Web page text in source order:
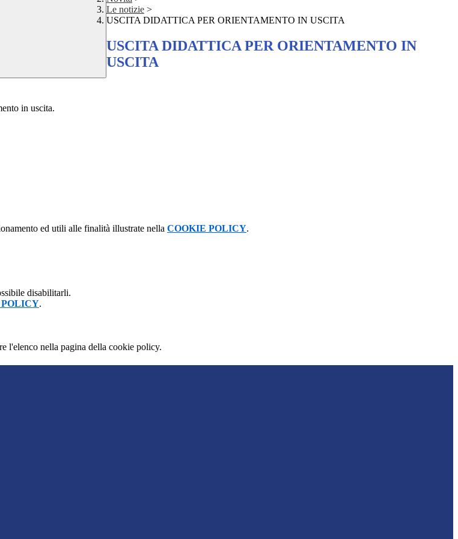
Le notizie >
USCITA DIDATTICA PER ORIENTAMENTO IN USCITA
USCITA DIDATTICA PER ORIENTAMENTO IN
USCITA
in uscita.
ed utili alle finalità illustrate nella COOKIE POLICY.
disabilitarli.
.
l'elenco nella pagina della cookie policy.